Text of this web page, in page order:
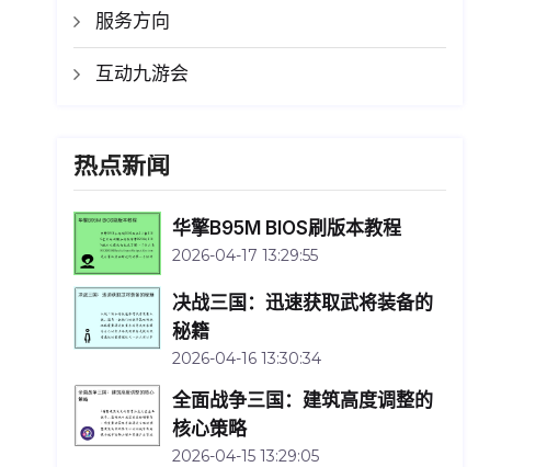
服务方向
互动九游会
热点新闻
华擎B95M BIOS刷版本教程
2026-04-17 13:29:55
决战三国：迅速获取武将装备的
秘籍
2026-04-16 13:30:34
全面战争三国：建筑高度调整的
核心策略
2026-04-15 13:29:05